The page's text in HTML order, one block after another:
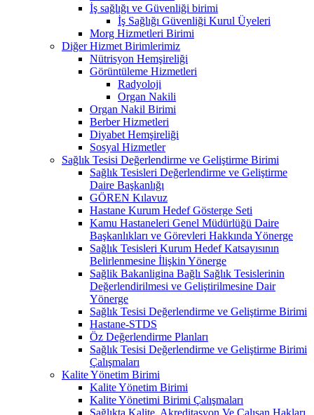
İş sağlığı ve Güvenliği birimi
İş Sağlığı Güvenliği Kurul Üyeleri
Morg Hizmetleri Birimi
Diğer Hizmet Birimlerimiz
Nütrisyon Hemşireliği
Görüntüleme Hizmetleri
Radyoloji
Organ Nakili
Organ Nakil Birimi
Berber Hizmetleri
Diyabet Hemşireliği
Sosyal Hizmetler
Sağlık Tesisi Değerlendirme ve Geliştirme Birimi
Sağlık Tesisleri Değerlendirme ve Geliştirme
Daire Başkanlığı
GÖREN Kılavuz
Hastane Kurum Hedef Gösterge Seti
Kamu Hastaneleri Genel Müdürlüğü Daire
Başkanlıkları ve Görevleri Hakkında Yönerge
Sağlık Tesisleri Kurum Hedef Katsayısının
Belirlenmesine İlişkin Yönerge
Sağlik Bakanligina Bağlı Sağlık Tesislerinin
Değerlendirilmesi ve Geliştirilmesine Dair
Yönerge
Sağlık Tesisi Değerlendirme ve Geliştirme Birimi
Hastane-STDS
Öz Değerlendirme Planları
Sağlık Tesisi Değerlendirme ve Geliştirme Birimi
Çalışmaları
Kalite Yönetim Birimi
Kalite Yönetim Birimi
Kalite Yönetimi Birimi Çalışmaları
Sağlıkta Kalite, Akreditasyon Ve Çalışan Hakları